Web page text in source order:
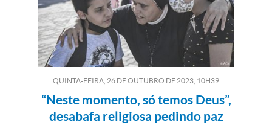
QUINTA-FEIRA, 26 DEOUTUBRO DE 2023, 10H39
“Neste momento, só temos Deus”,
desabafa religiosa pedindo paz